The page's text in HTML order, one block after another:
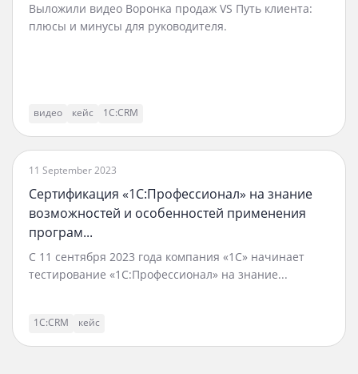
Выложили видео Воронка продаж VS Путь клиента:
плюсы и минусы для руководителя.
видео кейс 1С:CRM
11 September 2023
Сертификация «1С:Профессионал» на знание
возможностей и особенностей применения
програм...
С 11 сентября 2023 года компания «1С» начинает
тестирование «1С:Профессионал» на знание...
1С:CRM кейс